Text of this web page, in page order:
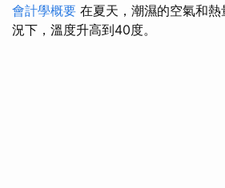
會計學概要 在夏天，潮濕的空氣和
況下，溫度升高到40度。